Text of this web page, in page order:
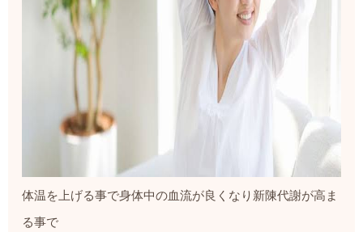
体温を上げる事で身体中の血流が良くなり新陳代謝が高ま
る事で